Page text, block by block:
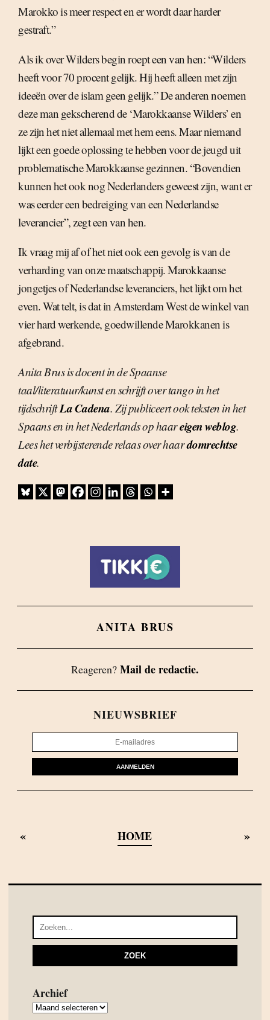
Marokko is meer respect en er wordt daar harder
gestraft.”
Als ik over Wilders begin roept een van hen: “Wilders
heeft voor 70 procent gelijk. Hij heeft alleen met zijn
ideeën over de islam geen gelijk.” De anderen noemen
deze man gekscherend de ‘Marokkaanse Wilders’ en
ze zijn het niet allemaal met hem eens. Maar niemand
lijkt een goede oplossing te hebben voor de jeugd uit
problematische Marokkaanse gezinnen. “Bovendien
kunnen het ook nog Nederlanders geweest zijn, want er
was eerder een bedreiging van een Nederlandse
leverancier”, zegt een van hen.
Ik vraag mij af of het niet ook een gevolg is van de
verharding van onze maatschappij. Marokkaanse
jongetjes of Nederlandse leveranciers, het lijkt om het
even. Wat telt, is dat in Amsterdam West de winkel van
vier hard werkende, goedwillende Marokkanen is
afgebrand.
Anita Brus is docent in de Spaanse
taal/literatuur/kunst en schrijft over tango in het
tijdschriftLa Cadena. Zij publiceert ook teksten in het
Spaans en in het Nederlands op haareigen weblog.
Lees het verbijsterende relaas over haardomrechtse
date.
ANITA BRUS
Reageren? Mail de redactie.
NIEUWSBRIEF
AANMELDEN
« HOME »
Archief
Archief